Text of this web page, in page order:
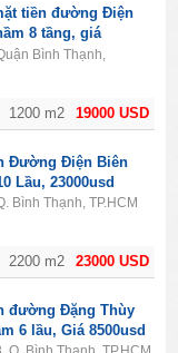
19000 USD
1200 m2
tiền đường Điện
8 tầng, giá
Bình Thạnh,
23000 USD
2200 m2
Đường Điện Biên
Lầu, 23000usd
Bình Thạnh, TP.HCM
đường Đặng Thùy
6 lầu, Giá 8500usd